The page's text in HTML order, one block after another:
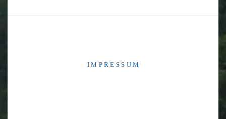
I M P R E S S U M